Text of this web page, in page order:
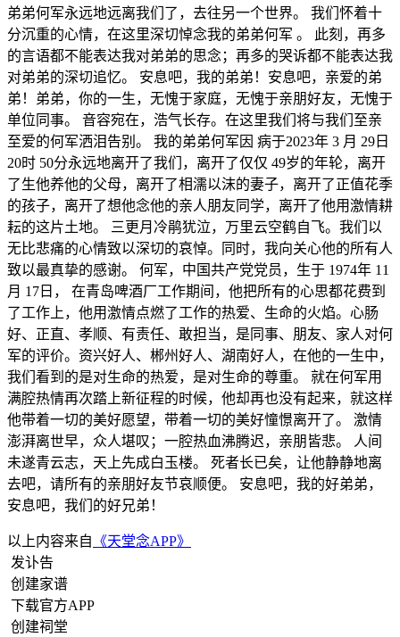
弟弟何军永远地远离我们了，去往另一个世界。 我们怀着十
分沉重的心情，在这里深切悼念我的弟弟何军 。 此刻，再多
的言语都不能表达我对弟弟的思念；再多的哭诉都不能表达我
对弟弟的深切追忆。 安息吧，我的弟弟！安息吧，亲爱的弟
弟！弟弟，你的一生，无愧于家庭，无愧于亲朋好友，无愧于
单位同事。 音容宛在，浩气长存。在这里我们将与我们至亲
至爱的何军洒泪告别。 我的弟弟何军因 病于2023年 3 月 29日
20时 50分永远地离开了我们，离开了仅仅 49岁的年轮，离开
了生他养他的父母，离开了相濡以沫的妻子，离开了正值花季
的孩子，离开了想他念他的亲人朋友同学，离开了他用激情耕
耘的这片土地。 三更月冷鹃犹泣，万里云空鹤自飞。我们以
无比悲痛的心情致以深切的哀悼。同时，我向关心他的所有人
致以最真挚的感谢。 何军，中国共产党党员，生于 1974年 11
月 17日， 在青岛啤酒厂工作期间，他把所有的心思都花费到
了工作上，他用激情点燃了工作的热爱、生命的火焰。心肠
好、正直、孝顺、有责任、敢担当，是同事、朋友、家人对何
军的评价。资兴好人、郴州好人、湖南好人，在他的一生中，
我们看到的是对生命的热爱，是对生命的尊重。 就在何军用
满腔热情再次踏上新征程的时候，他却再也没有起来，就这样
他带着一切的美好愿望，带着一切的美好憧憬离开了。 激情
澎湃离世早，众人堪叹；一腔热血沸腾迟，亲朋皆悲。 人间
未遂青云志，天上先成白玉楼。 死者长已矣，让他静静地离
去吧，请所有的亲朋好友节哀顺便。 安息吧，我的好弟弟，
安息吧，我们的好兄弟！
以上内容来自 《天堂念APP》
发讣告
创建家谱
下载官方APP
创建祠堂